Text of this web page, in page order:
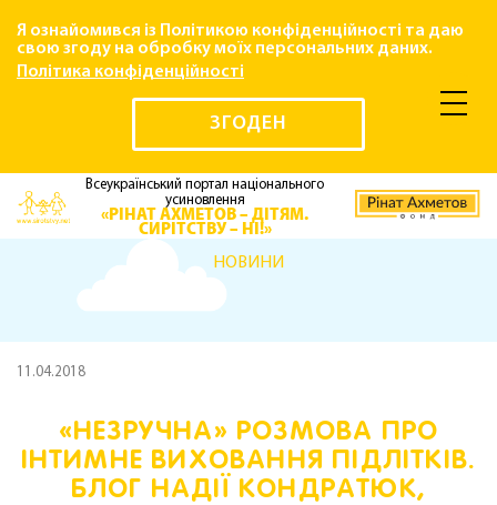
Я ознайомився із Політикою конфіденційності та даю
свою згоду на обробку моїх персональних даних.
Політика конфіденційності
ЗГОДЕН
Всеукраїнський портал національного
усиновлення
«РІНАТ АХМЕТОВ – ДІТЯМ.
СИРІТСТВУ – НІ!»
НОВИНИ
11.04.2018
«НЕЗРУЧНА» РОЗМОВА ПРО
ІНТИМНЕ ВИХОВАННЯ ПІДЛІТКІВ.
БЛОГ НАДІЇ КОНДРАТЮК,